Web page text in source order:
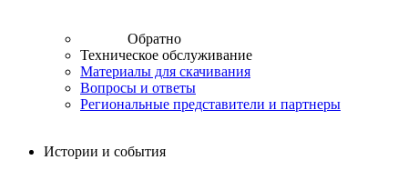
Обратно
Техническое обслуживание
Материалы для скачивания
Вопросы и ответы
Региональные представители и партнеры
Истории и события